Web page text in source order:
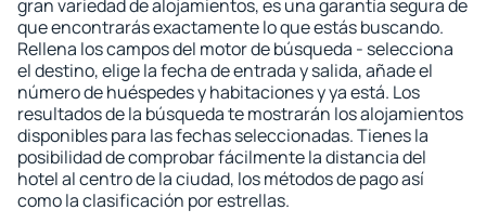
gran variedad de alojamientos, es una garantía segura de
que encontrarás exactamente lo que estás buscando.
Rellena los campos del motor de búsqueda - selecciona
el destino, elige la fecha de entrada y salida, añade el
número de huéspedes y habitaciones y ya está. Los
resultados de la búsqueda te mostrarán los alojamientos
disponibles para las fechas seleccionadas. Tienes la
posibilidad de comprobar fácilmente la distancia del
hotel al centro de la ciudad, los métodos de pago así
como la clasificación por estrellas.